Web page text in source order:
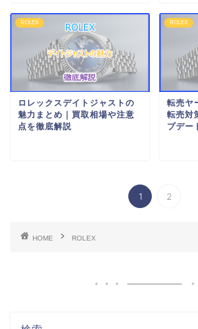
ROLEX
ロレックスデイトジャストの
魅力まとめ｜買取相場や注意
点を徹底解説
ROLEX
転売ヤ
転売対
プデー
1 2
HOME ROLEX